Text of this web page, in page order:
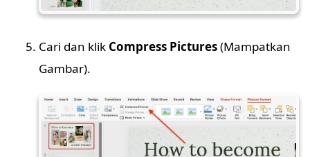
Cari dan klik Compress Pictures(Mampatkan
Gambar).